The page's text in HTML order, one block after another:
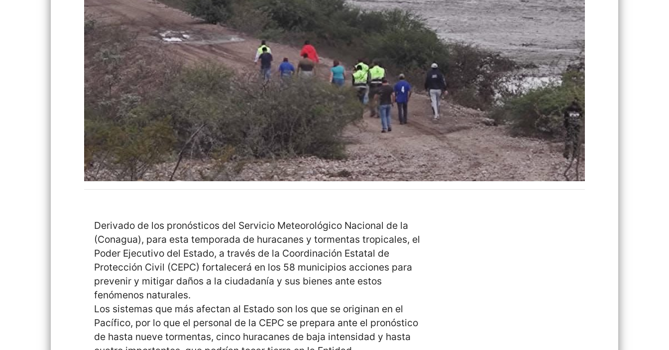
Derivado de los pronósticos del Servicio Meteorológico Nacional de la
(Conagua), para esta temporada de huracanes y tormentas tropicales, el
Poder Ejecutivo del Estado, a través de la Coordinación Estatal de
Protección Civil (CEPC) fortalecerá en los 58 municipios acciones para
prevenir y mitigar daños a la ciudadanía y sus bienes ante estos
fenómenos naturales.
Los sistemas que más afectan al Estado son los que se originan en el
Pacífico, por lo que el personal de la CEPC se prepara ante el pronóstico
de hasta nueve tormentas, cinco huracanes de baja intensidad y hasta